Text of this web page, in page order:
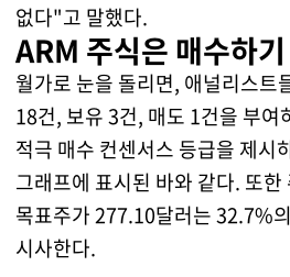
없다"고 말했다.
ARM 주식은 매수하
월가로 눈을 돌리면, 애널리스트
18건, 보유 3건, 매도 1건을 부여
적극 매수 컨센서스 등급을 제시
그래프에 표시된 바와 같다. 또한
목표주가 277.10달러는 32.7%
시사한다.